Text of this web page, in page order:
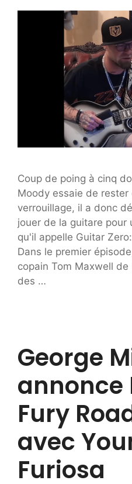
Coup de poing à cinq
Moody essaie de
verrouillage, il a donc
jouer de la guitare pour
qu'il appelle Guitar
Dans le premier
copain Tom Maxwell
des …
George
annonce
Fury
avec
Furiosa